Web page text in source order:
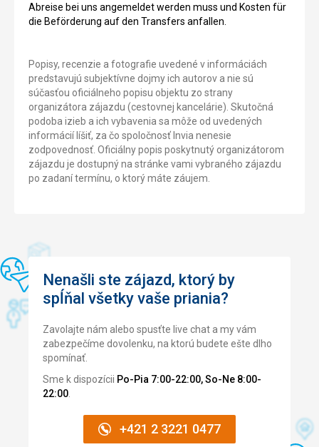
Abreise bei uns angemeldet werden muss und Kosten für
die Beförderung auf den Transfers anfallen.
Popisy, recenzie a fotografie uvedené v informáciách
predstavujú subjektívne dojmy ich autorov a nie sú
súčasťou oficiálneho popisu objektu zo strany
organizátora zájazdu (cestovnej kancelárie). Skutočná
podoba izieb a ich vybavenia sa môže od uvedených
informácií líšiť, za čo spoločnosť Invia nenesie
zodpovednosť. Oficiálny popis poskytnutý organizátorom
zájazdu je dostupný na stránke vami vybraného zájazdu
po zadaní termínu, o ktorý máte záujem.
Nenašli ste zájazd, ktorý by
spĺňal všetky vaše priania?
Zavolajte nám alebo spusťte live chat a my vám
zabezpečíme dovolenku, na ktorú budete ešte dlho
spomínať.
Sme k dispozícii Po-Pia 7:00-22:00, So-Ne 8:00-
22:00
+421 2 3221 0477